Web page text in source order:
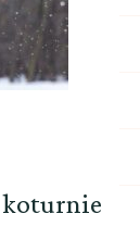
koturnie